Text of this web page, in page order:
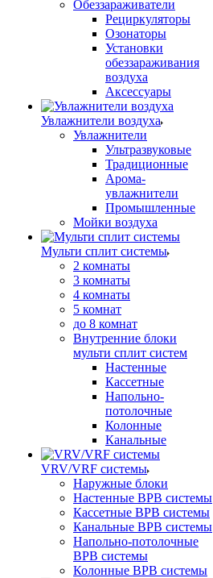
Обеззараживатели
Рециркуляторы
Озонаторы
Установки
обеззараживания
воздуха
Аксессуары
Увлажнители воздуха
Увлажнители
Ультразвуковые
Традиционные
Арома-
увлажнители
Промышленные
Мойки воздуха
Мульти сплит системы
2 комнаты
3 комнаты
4 комнаты
5 комнат
до 8 комнат
Внутренние блоки
мульти сплит систем
Настенные
Кассетные
Напольно-
потолочные
Колонные
Канальные
VRV/VRF системы
Наружные блоки
Настенные ВРВ системы
Кассетные ВРВ системы
Канальные ВРВ системы
Напольно-потолочные
ВРВ системы
Колонные ВРВ системы